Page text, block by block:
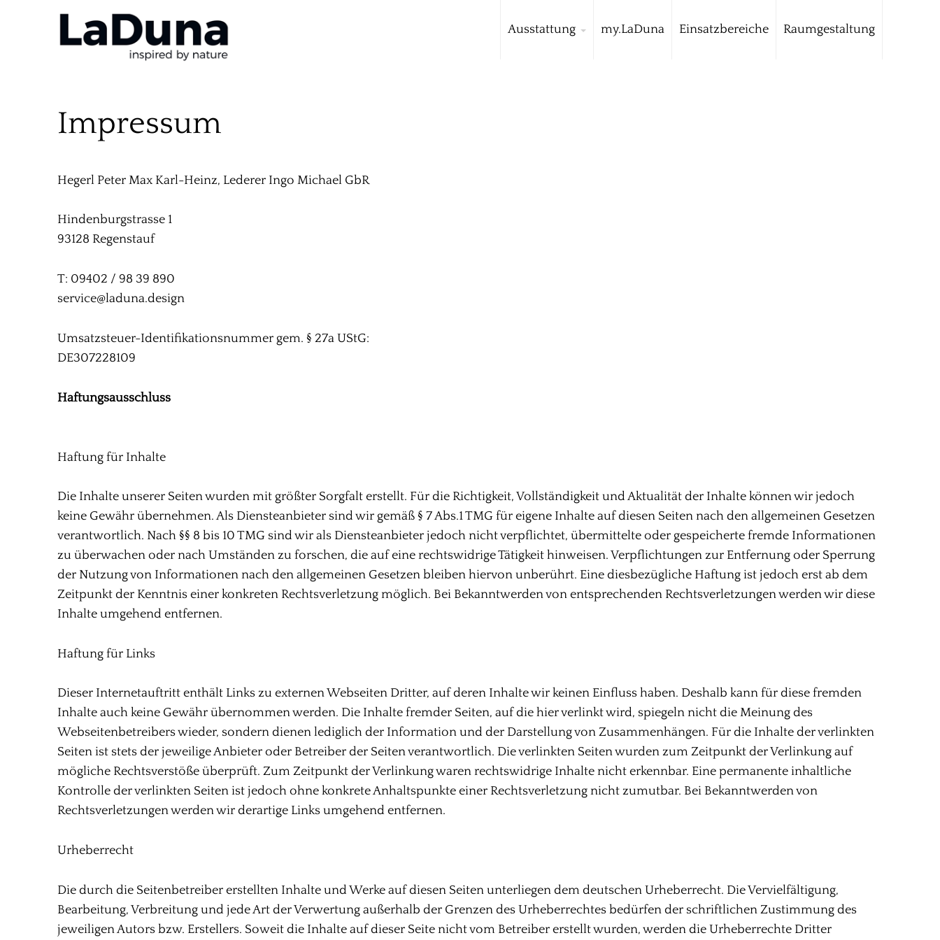
Ausstattung my.LaDuna Einsatzbereiche Raumgestaltung
Impressum
Hegerl Peter Max Karl-Heinz, Lederer Ingo Michael GbR
Hindenburgstrasse 1
93128 Regenstauf
T: 09402 / 98 39 890
service@laduna.design
Umsatzsteuer-Identifikationsnummer gem. § 27a UStG:
DE307228109
Haftungsausschluss
Haftung für Inhalte
Die Inhalte unserer Seiten wurden mit größter Sorgfalt erstellt. Für die Richtigkeit, Vollständigkeit und Aktualität der Inhalte können wir jedoch
keine Gewähr übernehmen. Als Diensteanbieter sind wir gemäß § 7 Abs.1 TMG für eigene Inhalte auf diesen Seiten nach den allgemeinen Gesetzen
verantwortlich. Nach §§ 8 bis 10 TMG sind wir als Diensteanbieter jedoch nicht verpflichtet, übermittelte oder gespeicherte fremde Informationen
zu überwachen oder nach Umständen zu forschen, die auf eine rechtswidrige Tätigkeit hinweisen. Verpflichtungen zur Entfernung oder Sperrung
der Nutzung von Informationen nach den allgemeinen Gesetzen bleiben hiervon unberührt. Eine diesbezügliche Haftung ist jedoch erst ab dem
Zeitpunkt der Kenntnis einer konkreten Rechtsverletzung möglich. Bei Bekanntwerden von entsprechenden Rechtsverletzungen werden wir diese
Inhalte umgehend entfernen.
Haftung für Links
Dieser Internetauftritt enthält Links zu externen Webseiten Dritter, auf deren Inhalte wir keinen Einfluss haben. Deshalb kann für diese fremden
Inhalte auch keine Gewähr übernommen werden. Die Inhalte fremder Seiten, auf die hier verlinkt wird, spiegeln nicht die Meinung des
Webseitenbetreibers wieder, sondern dienen lediglich der Information und der Darstellung von Zusammenhängen. Für die Inhalte der verlinkten
Seiten ist stets der jeweilige Anbieter oder Betreiber der Seiten verantwortlich. Die verlinkten Seiten wurden zum Zeitpunkt der Verlinkung auf
mögliche Rechtsverstöße überprüft. Zum Zeitpunkt der Verlinkung waren rechtswidrige Inhalte nicht erkennbar. Eine permanente inhaltliche
Kontrolle der verlinkten Seiten ist jedoch ohne konkrete Anhaltspunkte einer Rechtsverletzung nicht zumutbar. Bei Bekanntwerden von
Rechtsverletzungen werden wir derartige Links umgehend entfernen.
Urheberrecht
Die durch die Seitenbetreiber erstellten Inhalte und Werke auf diesen Seiten unterliegen dem deutschen Urheberrecht. Die Vervielfältigung,
Bearbeitung, Verbreitung und jede Art der Verwertung außerhalb der Grenzen des Urheberrechtes bedürfen der schriftlichen Zustimmung des
jeweiligen Autors bzw. Erstellers. Soweit die Inhalte auf dieser Seite nicht vom Betreiber erstellt wurden, werden die Urheberrechte Dritter